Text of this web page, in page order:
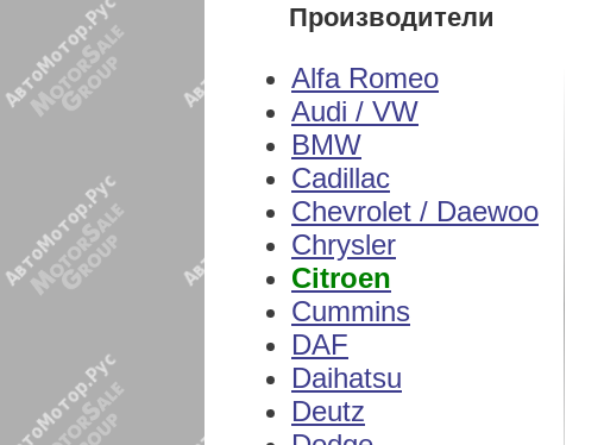
Производители
Alfa Romeo
Audi / VW
BMW
Cadillac
Chevrolet / Daewoo
Chrysler
Citroen
Cummins
DAF
Daihatsu
Deutz